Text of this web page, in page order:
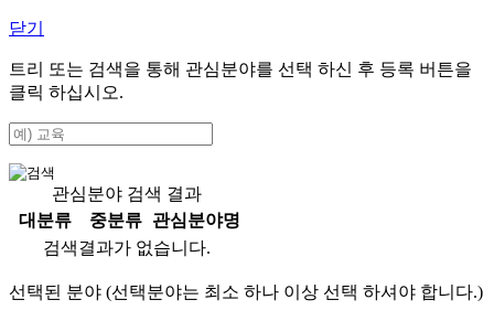
닫기
트리 또는 검색을 통해 관심분야를 선택 하신 후 등록 버튼을
클릭 하십시오.
관심분야 검색 결과
대분류
중분류
관심분야명
검색결과가 없습니다.
선택된 분야 (선택분야는 최소 하나 이상 선택 하셔야 합니다.)